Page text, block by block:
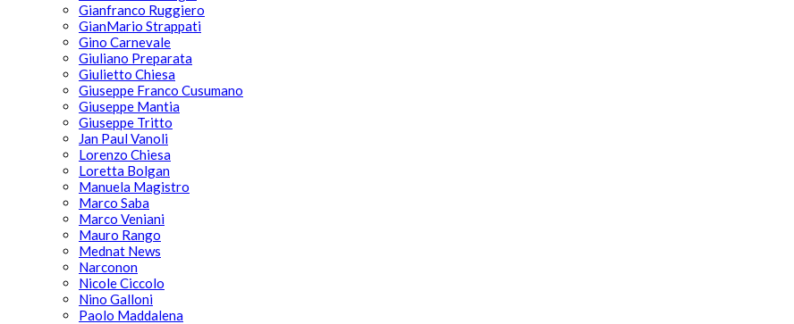
Gianfranco Ruggiero
GianMario Strappati
Gino Carnevale
Giuliano Preparata
Giulietto Chiesa
Giuseppe Franco Cusumano
Giuseppe Mantia
Giuseppe Tritto
Jan Paul Vanoli
Lorenzo Chiesa
Loretta Bolgan
Manuela Magistro
Marco Saba
Marco Veniani
Mauro Rango
Mednat News
Narconon
Nicole Ciccolo
Nino Galloni
Paolo Maddalena